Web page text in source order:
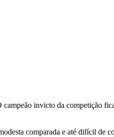
invicto da competição
comparada e até difícil de